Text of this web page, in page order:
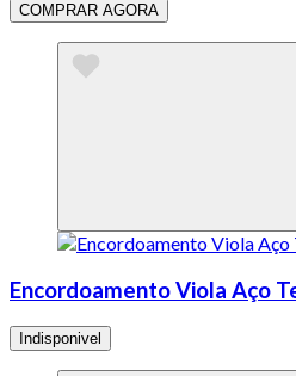
COMPRAR AGORA
Encordoamento Viola Aço
Indisponivel